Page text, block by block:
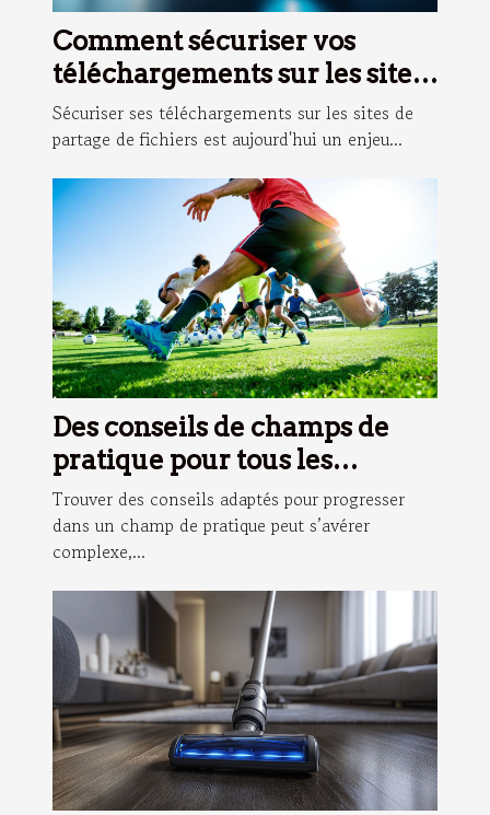
Comment sécuriser vos
téléchargements sur les sites
internet de partage de
fichiers ?
Sécuriser ses téléchargements sur les sites de
partage de fichiers est aujourd'hui un enjeu...
Des conseils de champs de
pratique pour tous les
niveaux expliqués en ligne
Trouver des conseils adaptés pour progresser
dans un champ de pratique peut s’avérer
complexe,...